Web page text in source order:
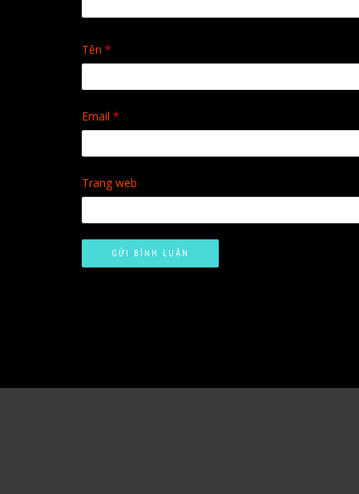
Tên *
Email *
Trang web